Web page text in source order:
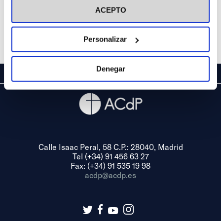
ACEPTO
Personalizar
Denegar
Calle Isaac Peral, 58 C.P.: 28040, Madrid
Tel (+34) 91 456 63 27
Fax: (+34) 91 535 19 98
acdp@acdp.es